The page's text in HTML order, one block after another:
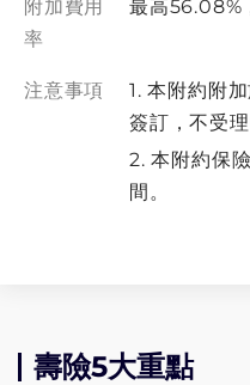
附加費用
率
最高56.08%
注意事項
1. 本附約附
簽訂，不受理
2. 本附約保
間。
壽險5大重點